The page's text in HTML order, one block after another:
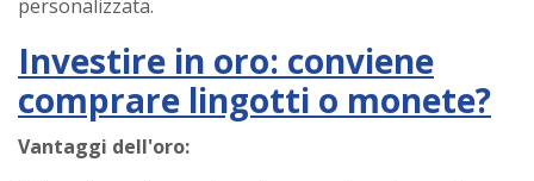
personalizzata.
Investire in oro: conviene
comprare lingotti o monete?
Vantaggi dell'oro: